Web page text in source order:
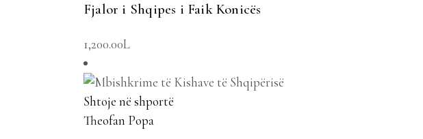
Fjalor i Shqipes i Faik Konicës
1,200.00L
Shtoje në shportë
Theofan Popa